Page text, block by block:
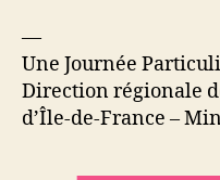
—
Une Journée
Direction régionale
d’Île-de-France –